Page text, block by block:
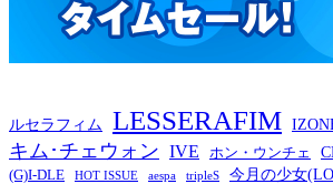
ルセラフィム LESSERAFIM
キム･チェウォン IVE ホン・ウンチェ
(G)I-DLE HOT ISSUE aespa tripleS
今月の少女